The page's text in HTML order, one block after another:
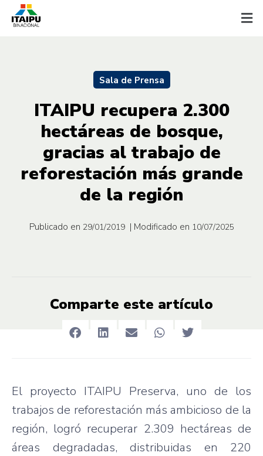
Sala de Prensa
ITAIPU recupera 2.300
hectáreas de bosque,
gracias al trabajo de
reforestación más grande
de la región
Publicado en 29/01/2019 | Modificado en 10/07/2025
Comparte este artículo
El proyecto ITAIPU Preserva, uno de los
trabajos de reforestación más ambicioso de la
región, logró recuperar 2.309 hectáreas de
áreas degradadas, distribuidas en 220